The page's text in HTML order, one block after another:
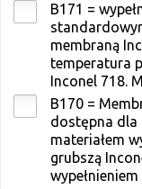
B171 =
membraną
temperatura
Inconel 718.
B170 =
dostępna dla
materiałem
grubszą